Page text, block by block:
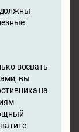
должны
воевать
вы
на